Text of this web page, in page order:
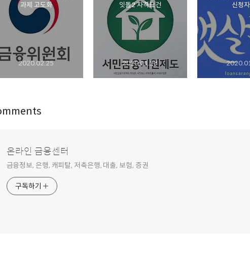
과제 고도화
2020.02.25
잇돌2 자격요건
2020.01.28
신청
온라인 금융센터
금융정보, 은행, 캐피탈, 저축은행, 대출, 보험, 증권
구독하기